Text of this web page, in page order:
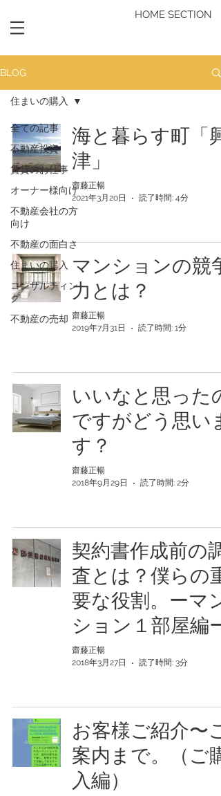
HOME SECTION
BLOG
全ての記事
不動産投資
賃貸のお仕事
オーナー様向け
不動産会社の方
向け
不動産の面白さ
住まいの購入
コンサルティン
グ
不動産の売却
住まいの購入
海と暮らす町「興
津」
齋藤正暢
2021年3月20日
読了時間: 4分
マンションの競争
力とは？
齋藤正暢
2019年7月31日
読了時間: 1分
いいなと思ったの
ですがどう思いま
す？
齋藤正暢
2018年9月29日
読了時間: 2分
契約書作成前の調
査とは？僕らの重
要な役割。ーマン
ション１部屋編ー
齋藤正暢
2018年3月27日
読了時間: 3分
お客様ご紹介〜ご
案内まで。（ご購
入編）